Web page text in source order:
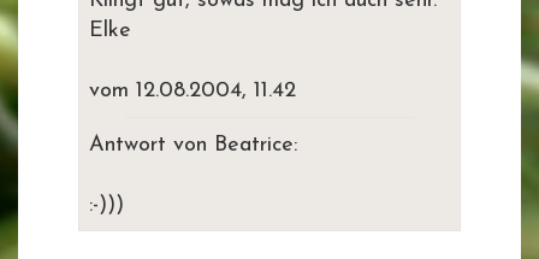
Elke
vom 12.08.2004, 11.42
Antwort von Beatrice:
:-)))